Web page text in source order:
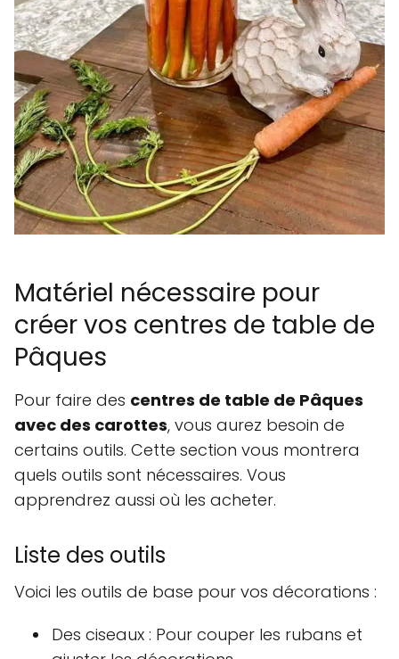
Matériel nécessaire pour
créer vos centres de table de
Pâques
Pour faire des centres de table de Pâques
avec des carottes, vous aurez besoin de
certains outils. Cette section vous montrera
quels outils sont nécessaires. Vous
apprendrez aussi où les acheter.
Liste des outils
Voici les outils de base pour vos décorations :
Des ciseaux : Pour couper les rubans et